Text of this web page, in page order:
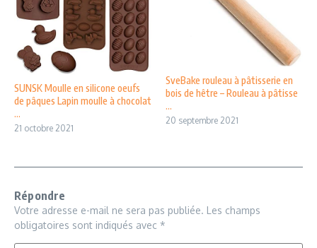
SUNSK Moulle en silicone oeufs
de pâques Lapin moulle à chocolat
...
21 octobre 2021
SveBake rouleau à pâtisserie en
bois de hêtre – Rouleau à pâtisse
...
20 septembre 2021
Répondre
Votre adresse e-mail ne sera pas publiée. Les champs
obligatoires sont indiqués avec *